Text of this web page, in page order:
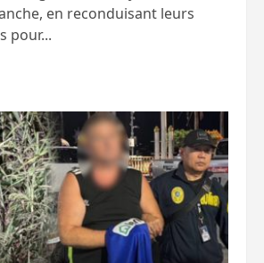
en reconduisant leurs
pour...